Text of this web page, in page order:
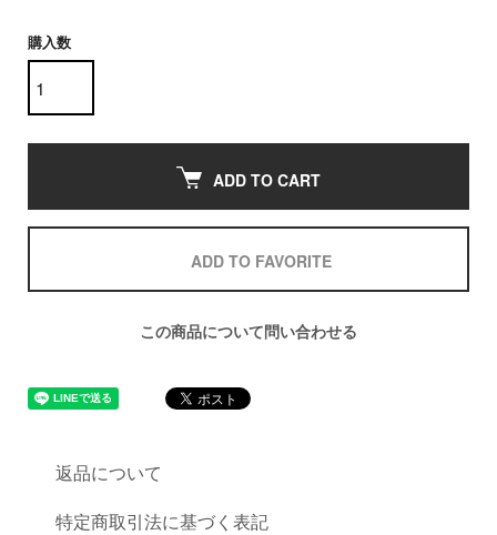
購入数
ADD TO CART
ADD TO FAVORITE
この商品について問い合わせる
返品について
特定商取引法に基づく表記